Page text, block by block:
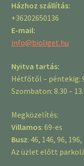
Házhoz szállítás:
+36202650136
E-mail:
info@bioliget.hu
Nyitva tartás:
Hétfőtől – péntekig:
Szombaton: 8.30 –
Megközelítés:
Villamos: 69-es
Busz: 46, 146, 96,
Az üzlet előtt